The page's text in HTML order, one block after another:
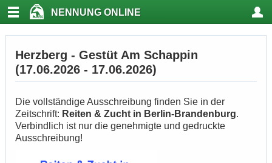
NENNUNG ONLINE
Herzberg - Gestüt Am Schappin
(17.06.2026 - 17.06.2026)
Die vollständige Ausschreibung finden Sie in der
Zeitschrift: Reiten & Zucht in Berlin-Brandenburg.
Verbindlich ist nur die genehmigte und gedruckte
Ausschreibung!